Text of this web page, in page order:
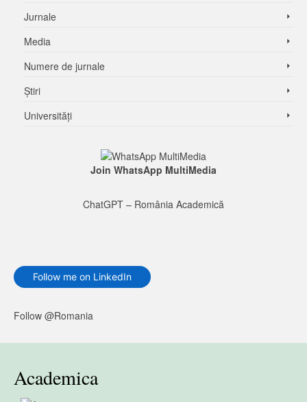
Jurnale
Media
Numere de jurnale
Știri
Universități
Join WhatsApp MultiMedia
ChatGPT – România Academică
Follow me on LinkedIn
Follow @Romania
Academica